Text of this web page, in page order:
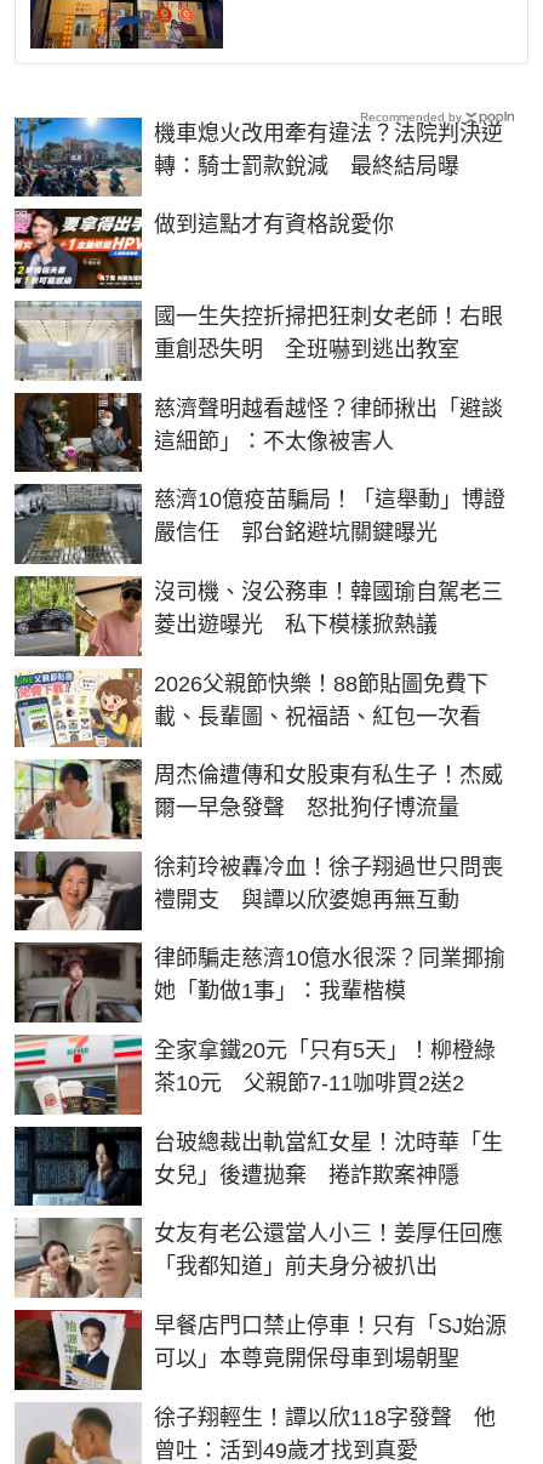
機車熄火改用牽有違法？法院判決逆
轉：騎士罰款銳減 最終結局曝
做到這點才有資格說愛你
PR
國一生失控折掃把狂刺女老師！右眼
重創恐失明 全班嚇到逃出教室
慈濟聲明越看越怪？律師揪出「避談
這細節」：不太像被害人
慈濟10億疫苗騙局！「這舉動」博證
嚴信任 郭台銘避坑關鍵曝光
沒司機、沒公務車！韓國瑜自駕老三
菱出遊曝光 私下模樣掀熱議
2026父親節快樂！88節貼圖免費下
載、長輩圖、祝福語、紅包一次看
周杰倫遭傳和女股東有私生子！杰威
爾一早急發聲 怒批狗仔博流量
徐莉玲被轟冷血！徐子翔過世只問喪
禮開支 與譚以欣婆媳再無互動
律師騙走慈濟10億水很深？同業揶揄
她「勤做1事」：我輩楷模
全家拿鐵20元「只有5天」！柳橙綠
茶10元 父親節7-11咖啡買2送2
台玻總裁出軌當紅女星！沈時華「生
女兒」後遭拋棄 捲詐欺案神隱
女友有老公還當人小三！姜厚任回應
「我都知道」前夫身分被扒出
早餐店門口禁止停車！只有「SJ始源
可以」本尊竟開保母車到場朝聖
徐子翔輕生！譚以欣118字發聲 他
曾吐：活到49歲才找到真愛
Recommended by